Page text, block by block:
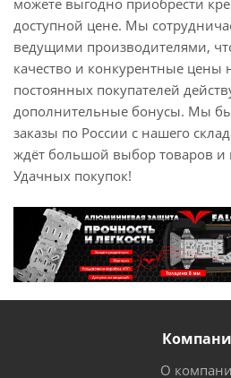
доступной цене. Мы
ведущими производителями,
качество и конкурентные цены
постоянных покупателей
дополнительные бонусы. Мы
заказы по России с нашего
ждёт большой выбор товаров
Удачных покупок!
О